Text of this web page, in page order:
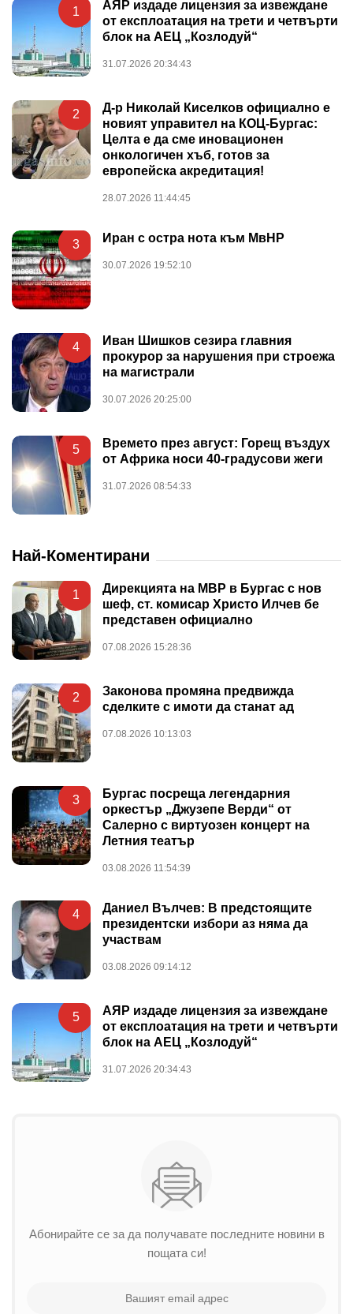
1
АЯР издаде лицензия за извеждане
от експлоатация на трети и четвърти
блок на АЕЦ „Козлодуй“
31.07.2026 20:34:43
2
Д-р Николай Киселков официално е
новият управител на КОЦ-Бургас:
Целта е да сме иновационен
онкологичен хъб, готов за
европейска акредитация!
28.07.2026 11:44:45
3 Иран с остра нота към МвНР
30.07.2026 19:52:10
4
Иван Шишков сезира главния
прокурор за нарушения при строежа
на магистрали
30.07.2026 20:25:00
5
Времето през август: Горещ въздух
от Африка носи 40-градусови жеги
31.07.2026 08:54:33
Най-Коментирани
1
Дирекцията на МВР в Бургас с нов
шеф, ст. комисар Христо Илчев бе
представен официално
07.08.2026 15:28:36
2
Законова промяна предвижда
сделките с имоти да станат ад
07.08.2026 10:13:03
3
Бургас посреща легендарния
оркестър „Джузепе Верди“ от
Салерно с виртуозен концерт на
Летния театър
03.08.2026 11:54:39
4
Даниел Вълчев: В предстоящите
президентски избори аз няма да
участвам
03.08.2026 09:14:12
5
АЯР издаде лицензия за извеждане
от експлоатация на трети и четвърти
блок на АЕЦ „Козлодуй“
31.07.2026 20:34:43
Абонирайте се за да получавате последните новини в
пощата си!